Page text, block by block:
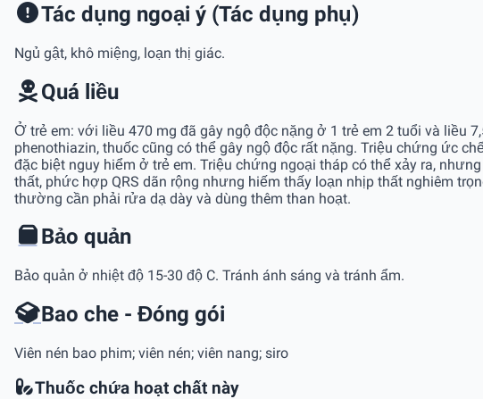
Tác dụng ngoại ý (Tác dụng phụ)
Ngủ gật, khô miệng, loạn thị giác.
Quá liều
Ở trẻ em: với liều 470 mg đã gây ngộ độc nặng ở 1 trẻ em 2 tuổi và
phenothiazin, thuốc cũng có thể gây ngộ độc rất nặng. Triệu chứng ức
đặc biệt nguy hiểm ở trẻ em. Triệu chứng ngoại tháp có thể xảy ra,
thất, phức hợp QRS dãn rộng nhưng hiếm thấy loạn nhịp thất nghiêm
thường cần phải rửa dạ dày và dùng thêm than hoạt.
Bảo quản
Bảo quản ở nhiệt độ 15-30 độ C. Tránh ánh sáng và tránh ẩm.
Bao che - Đóng gói
Viên nén bao phim; viên nén; viên nang; siro
Thuốc chứa hoạt chất này